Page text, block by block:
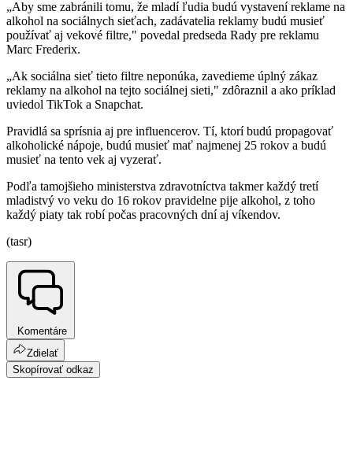
„Aby sme zabránili tomu, že mladí ľudia budú vystavení reklame na
alkohol na sociálnych sieťach, zadávatelia reklamy budú musieť
používať aj vekové filtre," povedal predseda Rady pre reklamu
Marc Frederix.
„Ak sociálna sieť tieto filtre neponúka, zavedieme úplný zákaz
reklamy na alkohol na tejto sociálnej sieti," zdôraznil a ako príklad
uviedol TikTok a Snapchat.
Pravidlá sa sprísnia aj pre influencerov. Tí, ktorí budú propagovať
alkoholické nápoje, budú musieť mať najmenej 25 rokov a budú
musieť na tento vek aj vyzerať.
Podľa tamojšieho ministerstva zdravotníctva takmer každý tretí
mladistvý vo veku do 16 rokov pravidelne pije alkohol, z toho
každý piaty tak robí počas pracovných dní aj víkendov.
(tasr)
Komentáre
Zdielať
Skopírovať odkaz